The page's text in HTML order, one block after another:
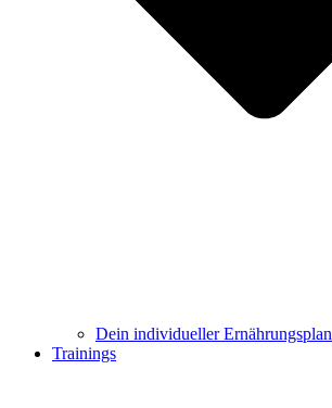
Dein individueller Ernährungsplan
Trainings